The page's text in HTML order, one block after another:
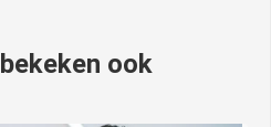
ook